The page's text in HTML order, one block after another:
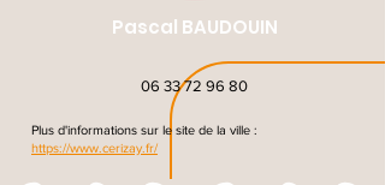
06 33 72 96 80
Pascal BAUDOUIN
Plus d'informations sur le site de la ville :
https://www.cerizay.fr/